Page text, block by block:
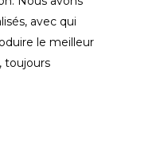
avec qui
le meilleur
toujours